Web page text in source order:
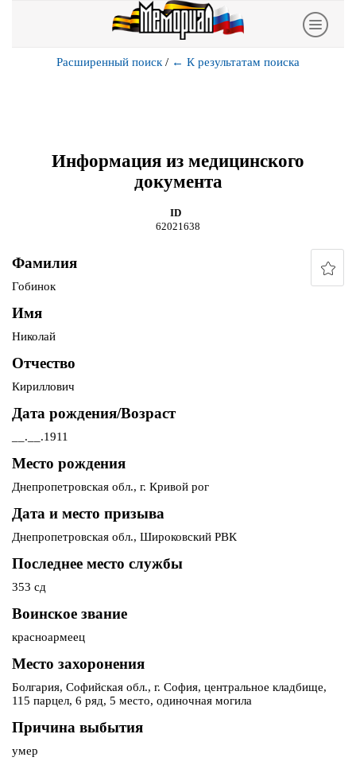
Расширенный поиск / ← К результатам поиска
Информация из медицинского
документа
ID
62021638
Фамилия
Гобинок
Имя
Николай
Отчество
Кириллович
Дата рождения/Возраст
__.__.1911
Место рождения
Днепропетровская обл., г. Кривой рог
Дата и место призыва
Днепропетровская обл., Широковский РВК
Последнее место службы
353 сд
Воинское звание
красноармеец
Место захоронения
Болгария, Софийская обл., г. София, центральное кладбище,
115 парцел, 6 ряд, 5 место, одиночная могила
Причина выбытия
умер